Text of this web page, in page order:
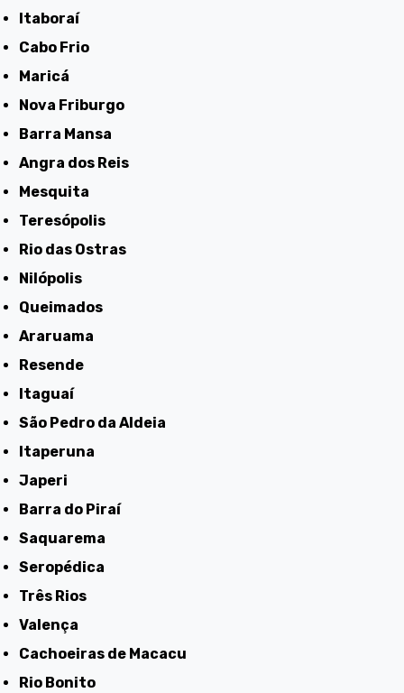
Itaboraí
Cabo Frio
Maricá
Nova Friburgo
Barra Mansa
Angra dos Reis
Mesquita
Teresópolis
Rio das Ostras
Nilópolis
Queimados
Araruama
Resende
Itaguaí
São Pedro da Aldeia
Itaperuna
Japeri
Barra do Piraí
Saquarema
Seropédica
Três Rios
Valença
Cachoeiras de Macacu
Rio Bonito